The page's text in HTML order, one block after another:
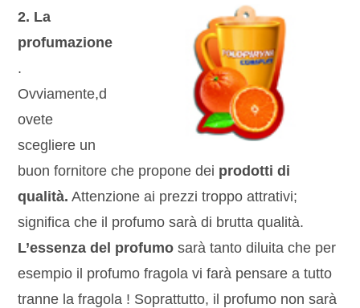
2. La
profumazione
.
Ovviamente,d
ovete
scegliere un
buon fornitore che propone dei prodotti di
qualità. Attenzione ai prezzi troppo attrativi;
significa che il profumo sarà di brutta qualità.
L’essenza del profumo sarà tanto diluita che per
esempio il profumo fragola vi farà pensare a tutto
tranne la fragola ! Soprattutto, il profumo non sarà